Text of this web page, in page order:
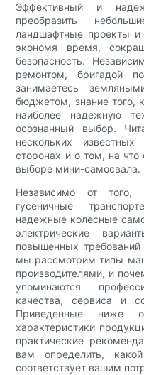
Эффективный и
преобразить
ландшафтные проекты и
экономя время,
безопасность.
ремонтом, бригадой
занимаетесь
бюджетом, знание того,
наиболее надежную
осознанный выбор.
нескольких
сторонах и о том, на что
выборе мини-самосвала.
Независимо от
гусеничные
надежные колесные
электрические
повышенных
мы рассмотрим типы
производителями, и
упоминаются
качества, сервиса и
Приведенные ниже
характеристики
практические
вам определить,
соответствует вашим